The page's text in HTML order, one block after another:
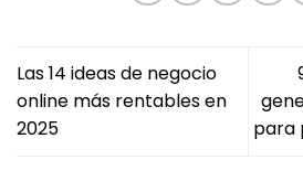
Las 14 ideas de negocio
online más rentables en
2025
para